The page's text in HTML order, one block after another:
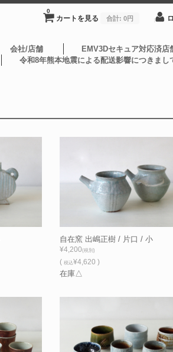
カートを見る
0
合計: 0円
会社/店舗
EMV3Dセキュア対応済店
令和8年熊本地震による配送影響につきまし
自在窯 出嶋正樹 / 片口 / 小
¥4,200(税別)
( 税込¥4,620 )
在庫△